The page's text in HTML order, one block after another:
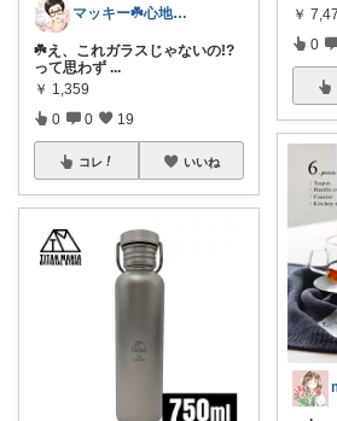
マッキー☘️心地よい暮らしのROOM
☘️え、これガラスじゃないの!?
って思わず ...
￥ 1,359
0 0 19
コレ いいね
￥
0